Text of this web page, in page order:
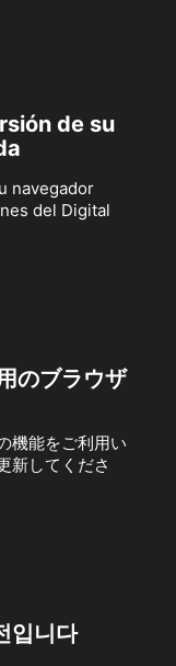
de su
navegador
del Digital
のブラウザ
機能をご利用い
新してくださ
입니다